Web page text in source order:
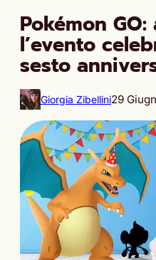
Pokémon
l’evento
sesto
Giorgia Zibellini29